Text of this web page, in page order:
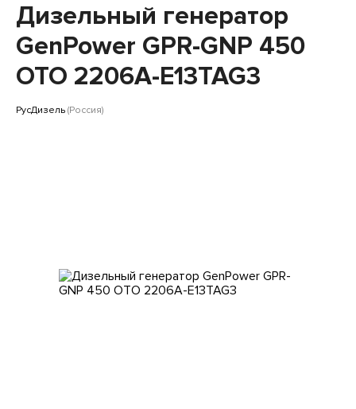
Продукция
Дизельный генератор
GenPower GPR-GNP 450
OTO 2206A-E13TAG3
РусДизель (Россия)